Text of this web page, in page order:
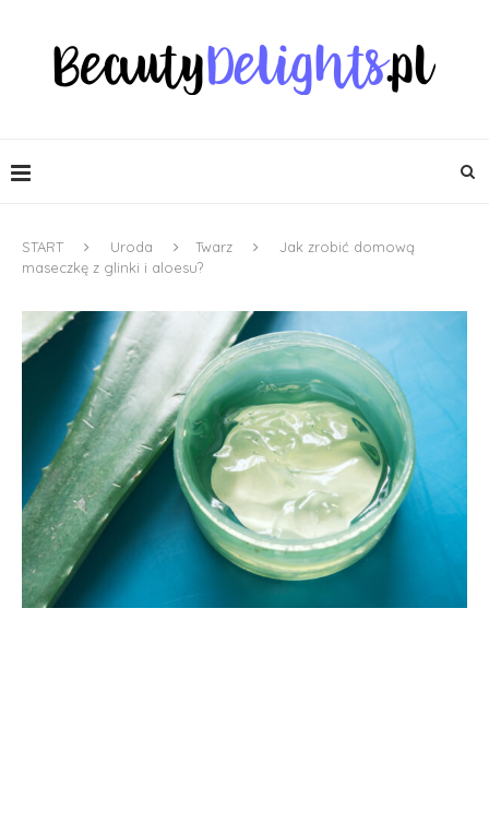
START Uroda Twarz
Jak zrobić domową
maseczkę z glinki i aloesu?